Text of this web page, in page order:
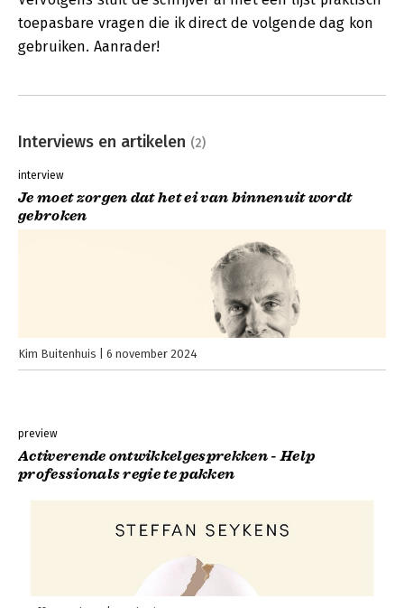
toepasbare vragen die ik direct de volgende dag kon
gebruiken. Aanrader!
Interviews en artikelen (2)
interview
Je moet zorgen dat het ei van binnenuit wordt
gebroken
Kim Buitenhuis 6 november 2024
preview
Activerende ontwikkelgesprekken - Help
professionals regie te pakken